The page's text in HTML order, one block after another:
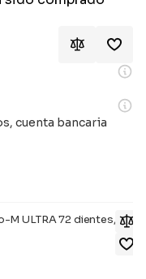
cuenta bancaria
ULTRA 72 dientes, 1/2